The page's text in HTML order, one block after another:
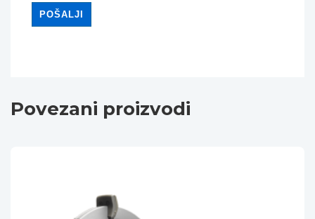
Povezani proizvodi